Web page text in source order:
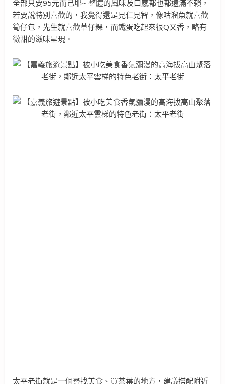
全部只要95元而己耶~ 整體的風味及口感都也都還滿不賴，
若要說特別喜歡的，我覺得還是見仁見智，像咕溜魚就喜歡
筍仔包，先生就喜歡草仔粿，而鐵蛋吃起來很Q又香，略有
微甜的滋味呈現。
太平老街就是一個尋找美食、買茶葉的地方，建議搭配附近